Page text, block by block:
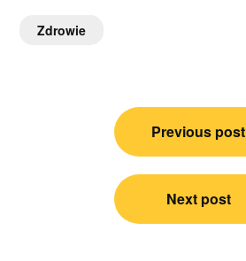
Zdrowie
Nawigacja
Previous post
Next post